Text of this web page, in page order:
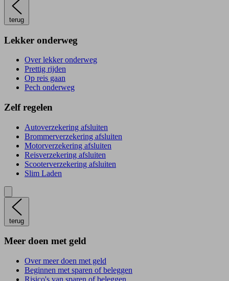
terug
Lekker onderweg
Over lekker onderweg
Prettig rijden
Op reis gaan
Pech onderweg
Zelf regelen
Autoverzekering afsluiten
Brommerverzekering afsluiten
Motorverzekering afsluiten
Reisverzekering afsluiten
Scooterverzekering afsluiten
Slim Laden
terug
Meer doen met geld
Over meer doen met geld
Beginnen met sparen of beleggen